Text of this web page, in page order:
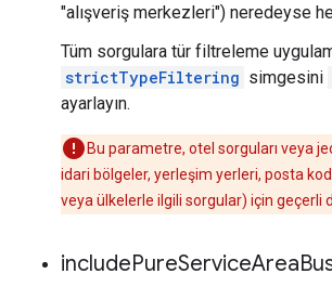
"alışveriş merkezleri") neredeyse
Tüm sorgulara tür filtreleme
strictTypeFiltering simgesini
ayarlayın.
Bu parametre, otel sorguları veya
idari bölgeler, yerleşim yerleri, posta
veya ülkelerle ilgili sorgular) için geçerli
includePureServiceArea